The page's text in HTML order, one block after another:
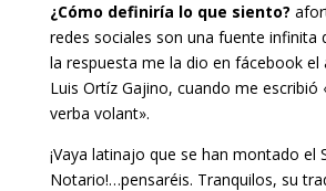
¿Cómo definiría lo que siento?
redes sociales son una fuente infinita
la respuesta me la dio en fácebook el
Luis Ortíz Gajino, cuando me escribió
verba volant».
¡Vaya latinajo que se han montado el
Notario!…pensaréis. Tranquilos, su